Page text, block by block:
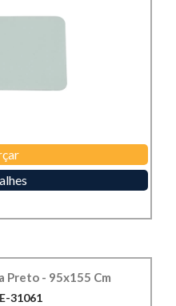
Preto - 95x155 Cm
31061